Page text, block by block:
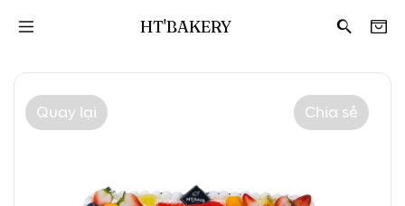
Quay lại Chia sẻ
HT'BAKERY